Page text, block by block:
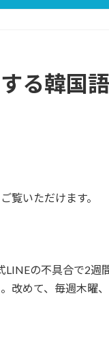
る韓国語
覧いただけます。
LINEの不具合で2週
改めて、毎週木曜